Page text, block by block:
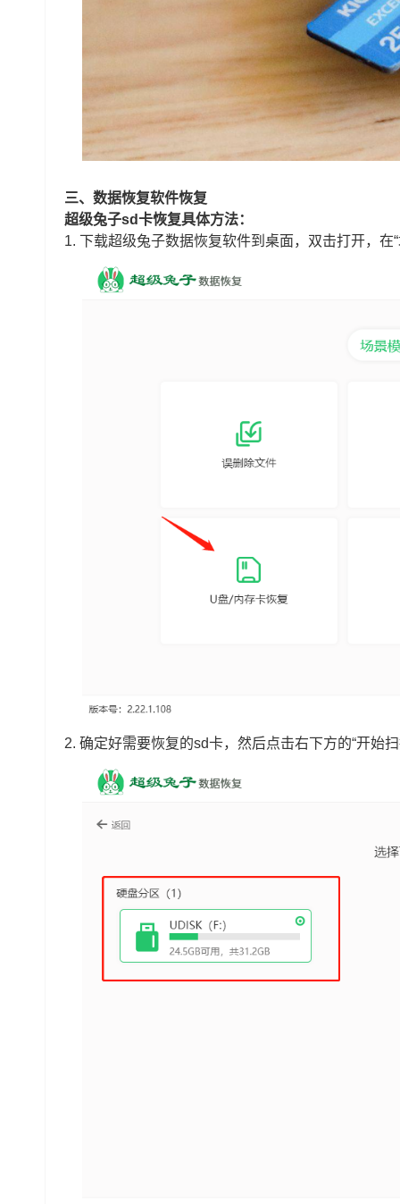
三、数据恢复软件恢复
超级兔子sd卡恢复具体方法：
1. 下载超级兔子数据恢复软件到桌面，双击打开，在
2. 确定好需要恢复的sd卡，然后点击右下方的“开始